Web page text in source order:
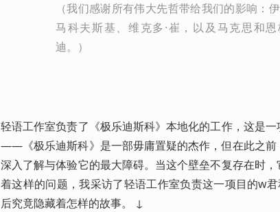
（我们感谢所有伟大先哲带给我们的影响：
马科夫斯基、维克多·崔，以及马克思和
迪。）
轻语工作室负责了《极乐迪斯科》本地化的工作，这是
——《极乐迪斯科》是一部毋庸置疑的杰作，但在此之前
深入了解与体验它的最大障碍。当这个壁垒不复存在时
着这样的问题，我采访了轻语工作室负责这一项目的w
后究竟隐藏着怎样的故事。 ↓